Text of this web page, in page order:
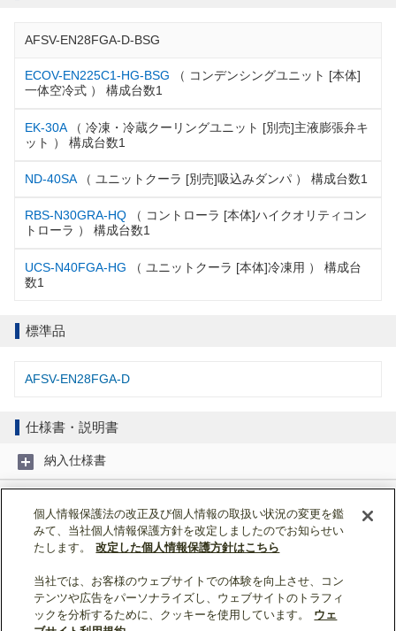
AFSV-EN28FGA-D-BSG
ECOV-EN225C1-HG-BSG
（ コンデンシングユニット [本体]
一体空冷式 ） 構成台数1
EK-30A
（ 冷凍・冷蔵クーリングユニット [別売]主液膨張弁キ
ット ） 構成台数1
ND-40SA （ ユニットクーラ [別売]吸込みダンパ ） 構成台数1
RBS-N30GRA-HQ
（ コントローラ [本体]ハイクオリティコン
トローラ ） 構成台数1
UCS-N40FGA-HG
（ ユニットクーラ [本体]冷凍用 ） 構成台
数1
標準品
AFSV-EN28FGA-D
仕様書・説明書
納入仕様書
据付工事説明書
ページトップへ戻る
表示モード：
個人情報保護法の改正及び個人情報の取扱い状況の変更を鑑
みて、当社個人情報保護方針を改定しましたのでお知らせい
たします。
改定した個人情報保護方針はこちら
当社では、お客様のウェブサイトでの体験を向上させ、コン
テンツや広告をパーソナライズし、ウェブサイトのトラフィ
ックを分析するために、クッキーを使用しています。
ウェ